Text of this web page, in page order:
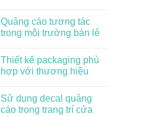
Quảng cáo tương tác
trong môi trường bán lẻ
Thiết kế packaging phù
hợp với thương hiệu
Sử dụng decal quảng
cáo trong trang trí cửa